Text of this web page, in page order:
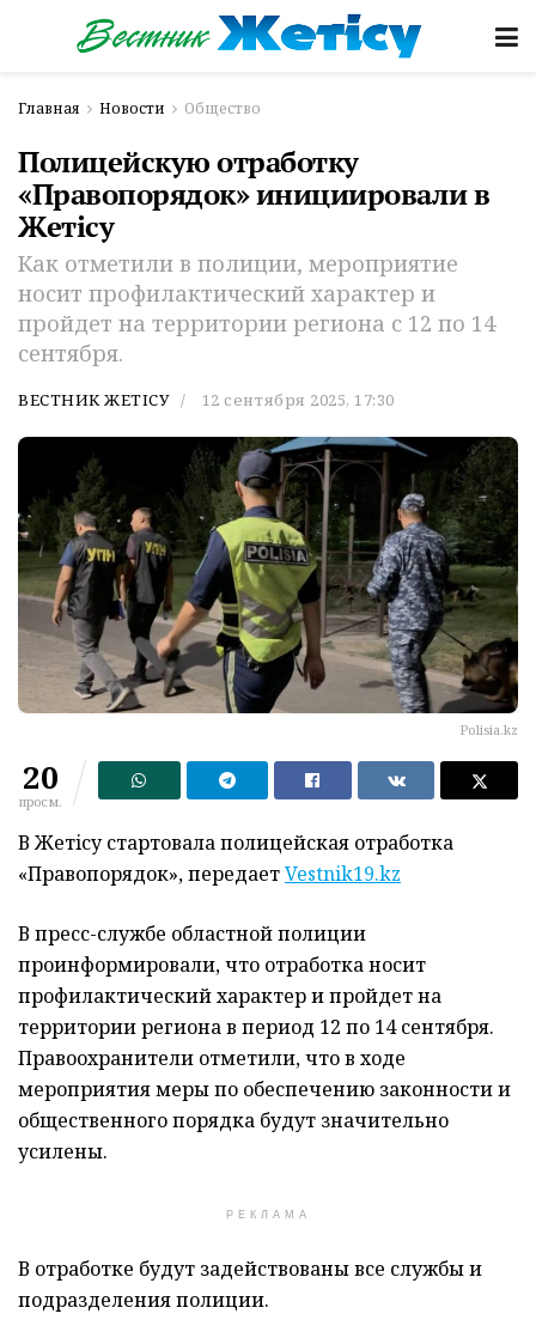
Главная Новости Общество
Полицейскую отработку
«Правопорядок» инициировали в
Жетiсу
Как отметили в полиции, мероприятие
носит профилактический характер и
пройдет на территории региона с 12 по 14
сентября.
ВЕСТНИК ЖЕТІСУ 12 сентября 2025, 17:30
Polisia.kz
20
просм.
В Жетiсу стартовала полицейская отработка
«Правопорядок», передаетVestnik19.kz
В пресс-службе областной полиции
проинформировали, что отработка носит
профилактический характер и пройдет на
территории региона в период 12 по 14 сентября.
Правоохранители отметили, что в ходе
мероприятия меры по обеспечению законности и
общественного порядка будут значительно
усилены.
РЕКЛАМА
В отработке будут задействованы все службы и
подразделения полиции.